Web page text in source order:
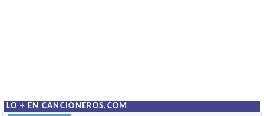
LO + EN CANCIONEROS.COM